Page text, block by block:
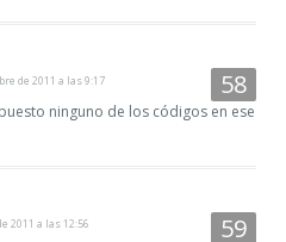
de 2011 a las 9:17
ninguno de los códigos en ese
2011 a las 12:56